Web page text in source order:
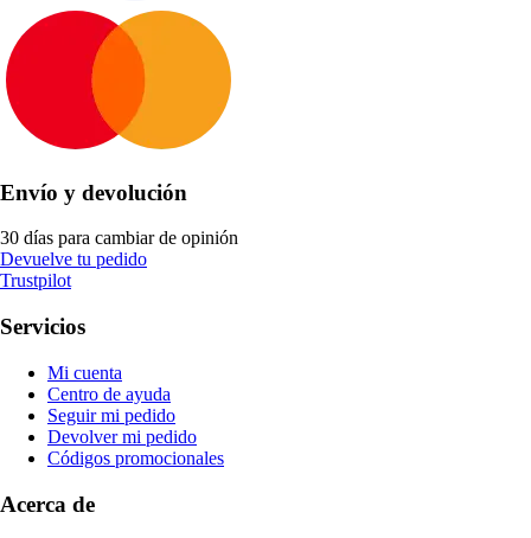
Envío y devolución
30 días para cambiar de opinión
Devuelve tu pedido
Trustpilot
Servicios
Mi cuenta
Centro de ayuda
Seguir mi pedido
Devolver mi pedido
Códigos promocionales
Acerca de